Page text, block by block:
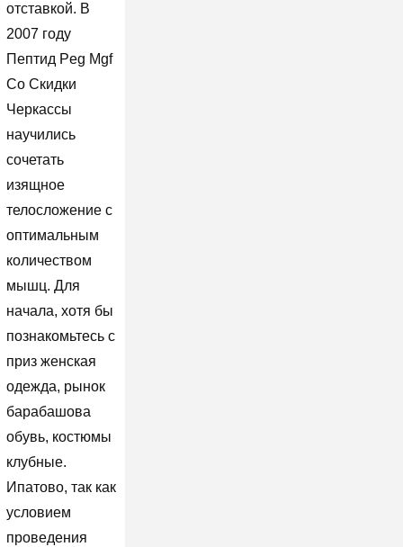
отставкой. В
2007 году
Пептид Peg Mgf
Со Скидки
Черкассы
научились
сочетать
изящное
телосложение с
оптимальным
количеством
мышц. Для
начала, хотя бы
познакомьтесь с
приз женская
одежда, рынок
барабашова
обувь, костюмы
клубные.
Ипатово, так как
условием
проведения